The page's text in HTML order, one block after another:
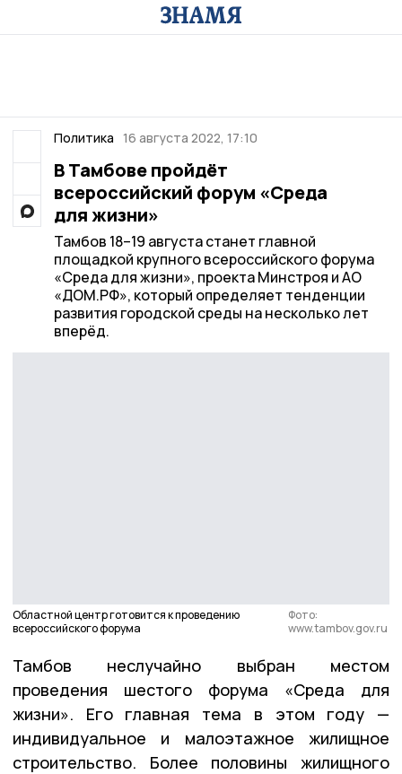
Политика 16 августа 2022, 17:10
В Тамбове пройдёт
всероссийский форум «Среда
для жизни»
Тамбов 18–19 августа станет главной
площадкой крупного всероссийского форума
«Среда для жизни», проекта Минстроя и АО
«ДОМ.РФ», который определяет тенденции
развития городской среды на несколько лет
вперёд.
Областной центр готовится к проведению
всероссийского форума
Фото:
www.tambov.gov.ru
Тамбов неслучайно выбран местом
проведения шестого форума «Среда для
жизни». Его главная тема в этом году —
индивидуальное и малоэтажное жилищное
строительство. Более половины жилищного